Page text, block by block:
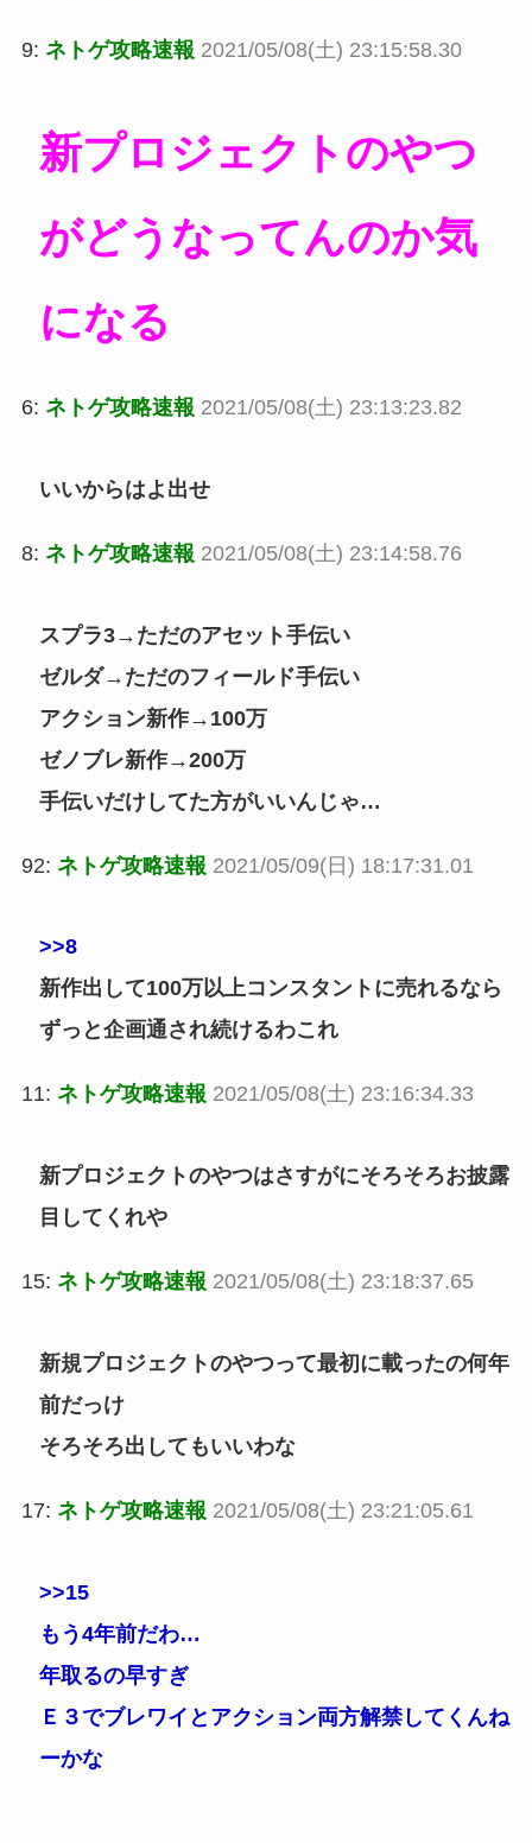
9: ネトゲ攻略速報 2021/05/08(土) 23:15:58.30
新プロジェクトのやつ
がどうなってんのか気
になる
6: ネトゲ攻略速報 2021/05/08(土) 23:13:23.82
いいからはよ出せ
8: ネトゲ攻略速報 2021/05/08(土) 23:14:58.76
スプラ3→ただのアセット手伝い
ゼルダ→ただのフィールド手伝い
アクション新作→100万
ゼノブレ新作→200万
手伝いだけしてた方がいいんじゃ…
92: ネトゲ攻略速報 2021/05/09(日) 18:17:31.01
>>8
新作出して100万以上コンスタントに売れるなら
ずっと企画通され続けるわこれ
11: ネトゲ攻略速報 2021/05/08(土) 23:16:34.33
新プロジェクトのやつはさすがにそろそろお披露
目してくれや
15: ネトゲ攻略速報 2021/05/08(土) 23:18:37.65
新規プロジェクトのやつって最初に載ったの何年
前だっけ
そろそろ出してもいいわな
17: ネトゲ攻略速報 2021/05/08(土) 23:21:05.61
>>15
もう4年前だわ…
年取るの早すぎ
Ｅ３でブレワイとアクション両方解禁してくんね
ーかな